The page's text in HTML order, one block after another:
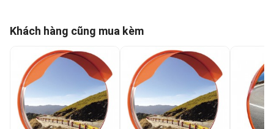
Khách hàng cũng mua kèm